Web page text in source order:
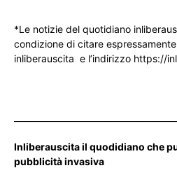
*Le notizie del quotidiano
condizione di citare
inliberauscita e l’indirizzo https://
Inliberauscita il quodidiano che
pubblicità invasiva